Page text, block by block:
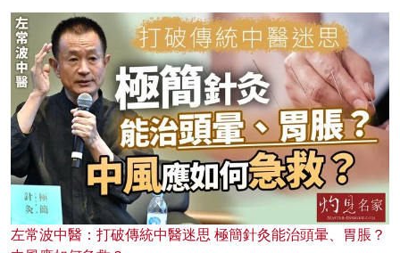
左常波中醫：打破傳統中醫迷思 極簡針灸能治頭暈、胃脹？